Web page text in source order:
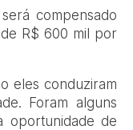
compensado
R$ 600 mil por
eles conduziram
Foram alguns
oportunidade de